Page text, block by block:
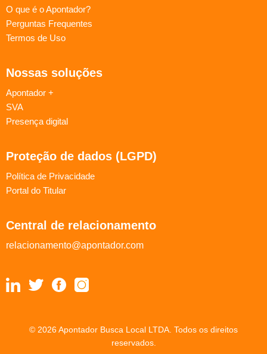
O que é o Apontador?
Perguntas Frequentes
Termos de Uso
Nossas soluções
Apontador +
SVA
Presença digital
Proteção de dados (LGPD)
Política de Privacidade
Portal do Titular
Central de relacionamento
relacionamento@apontador.com
© 2026 Apontador Busca Local LTDA. Todos os direitos
reservados.